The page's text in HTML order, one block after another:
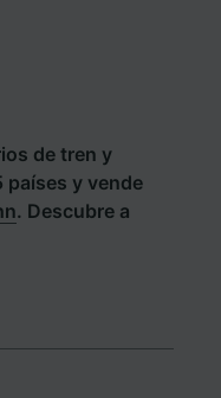
de tren y
países y vende
. Descubre a